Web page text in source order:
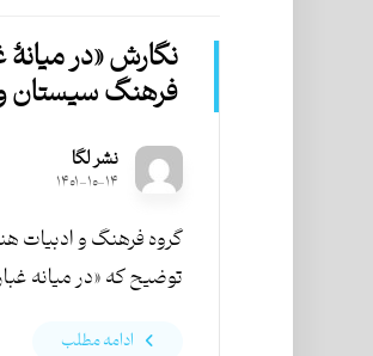
نگارش «در میانۀ
فرهنگ سیستان‌
نشر لگا
۱۴۰۱-۱۰-۱۴
گروه فرهنگ و ادبیات
توضیح که «در میانه غبار»
ادامه مطلب